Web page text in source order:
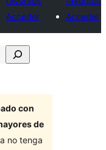
Acceder
Acceder
con
de
no tenga